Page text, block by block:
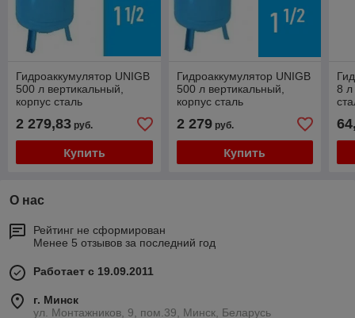
Гидроаккумулятор UNIGB
500 л вертикальный,
корпус сталь
2 279,83 руб.
Купить
Гидроаккумулятор UNIGB
500 л вертикальный,
корпус сталь
2 279руб.
Купить
8 л
О нас
Рейтинг не сформирован
Менее 5 отзывов за последний год
Работает с 19.09.2011
г. Минск
ул. Монтажников, 9, пом.39, Минск, Беларусь